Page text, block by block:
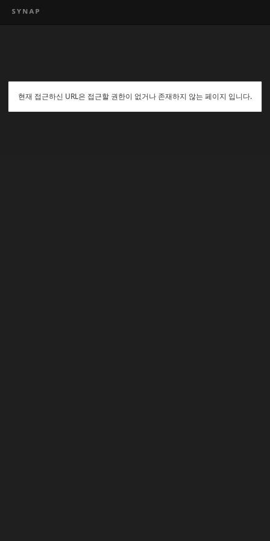
현재 접근하신 URL은 접근할 권한이 없거나 존재하지 않는 페이지 입니다.